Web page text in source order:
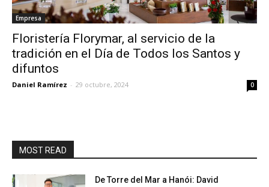
Empresa
Floristería Florymar, al servicio de la
tradición en el Día de Todos los Santos y
difuntos
Daniel Ramírez - 29 octubre, 2024 0
MOST READ
De Torre del Mar a Hanói: David